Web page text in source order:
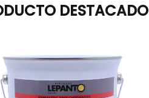
DESTACADO